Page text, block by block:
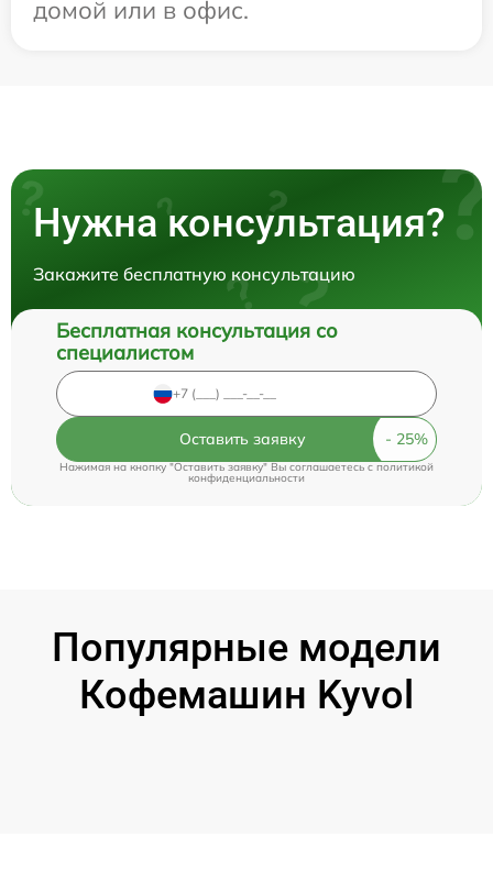
домой или в офис.
Нужна консультация?
Закажите бесплатную консультацию
Бесплатная консультация со
специалистом
Оставить заявку
Нажимая на кнопку "Оставить заявку" Вы соглашаетесь cполитикой
конфиденциальности
Популярные модели
Кофемашин Kyvol